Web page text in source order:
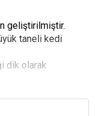
geliştirilmiştir.
taneli kedi
dik olarak